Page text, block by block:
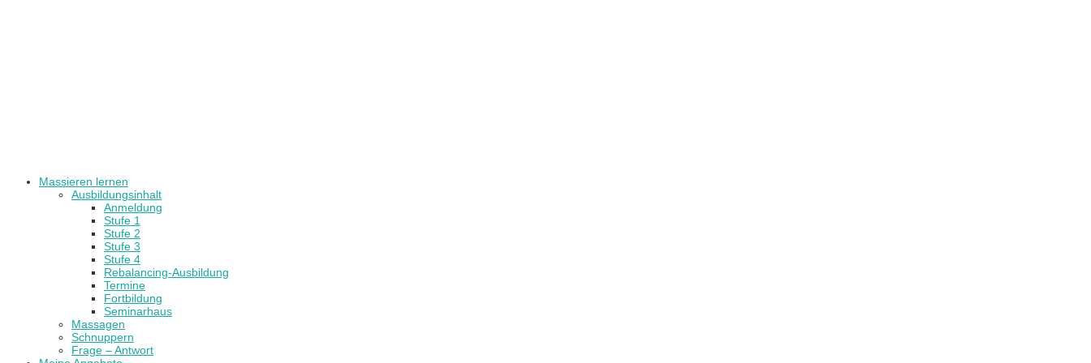
Massieren lernen
Ausbildungsinhalt
Anmeldung
Stufe 1
Stufe 2
Stufe 3
Stufe 4
Rebalancing-Ausbildung
Termine
Fortbildung
Seminarhaus
Massagen
Schnuppern
Frage – Antwort